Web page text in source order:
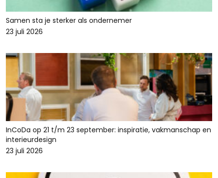
Samen sta je sterker als ondernemer
23 juli 2026
InCoDa op 21 t/m 23 september: inspiratie, vakmanschap en
interieurdesign
23 juli 2026